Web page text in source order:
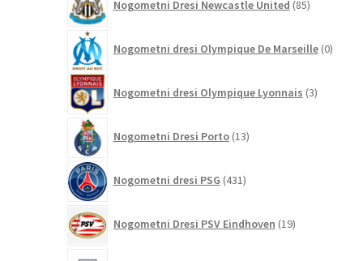
Nogometni Dresi Newcastle United 85izdelkov
Nogometni dresi Olympique De Marseille 0
Nogometni dresi Olympique Lyonnais 3izdelki
Nogometni Dresi Porto 13izdelkov
Nogometni dresi PSG 431izdelkov
Nogometni Dresi PSV Eindhoven 19izdelkov